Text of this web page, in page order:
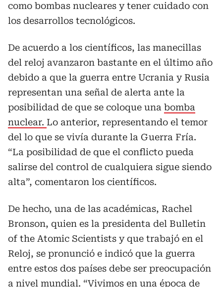
como bombas nucleares y tener cuidado con
los desarrollos tecnológicos.
De acuerdo a los científicos, las manecillas
del reloj avanzaron bastante en el último año
debido a que la guerra entre Ucrania y Rusia
representan una señal de alerta ante la
posibilidad de que se coloque una bomba
nuclear. Lo anterior, representando el temor
del lo que se vivía durante la Guerra Fría.
“La posibilidad de que el conflicto pueda
salirse del control de cualquiera sigue siendo
alta”, comentaron los científicos.
De hecho, una de las académicas, Rachel
Bronson, quien es la presidenta del Bulletin
of the Atomic Scientists y que trabajó en el
Reloj, se pronunció e indicó que la guerra
entre estos dos países debe ser preocupación
a nivel mundial. “Vivimos en una época de